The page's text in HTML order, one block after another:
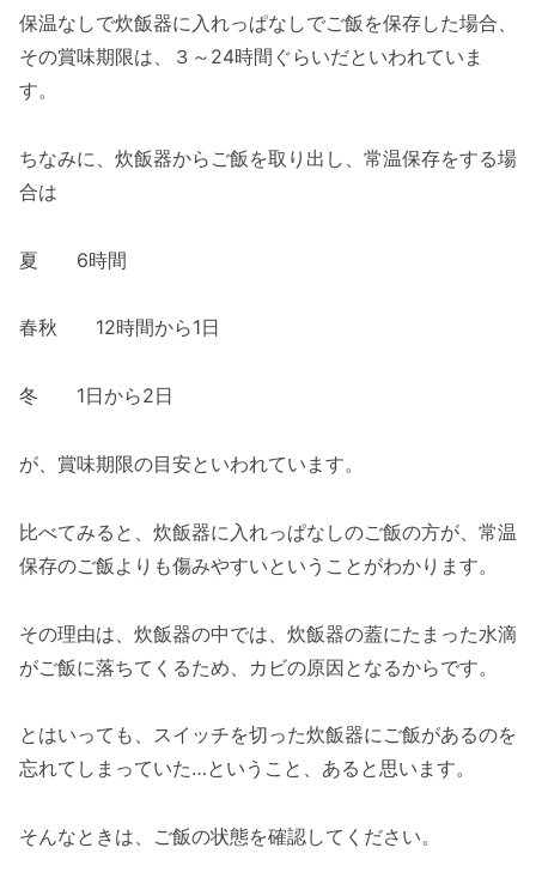
保温なしで炊飯器に入れっぱなしでご飯を保存した場合、
その賞味期限は、３～24時間ぐらいだといわれていま
す。
ちなみに、炊飯器からご飯を取り出し、常温保存をする場
合は
夏 6時間
春秋 12時間から1日
冬 1日から2日
が、賞味期限の目安といわれています。
比べてみると、炊飯器に入れっぱなしのご飯の方が、常温
保存のご飯よりも傷みやすいということがわかります。
その理由は、炊飯器の中では、炊飯器の蓋にたまった水滴
がご飯に落ちてくるため、カビの原因となるからです。
とはいっても、スイッチを切った炊飯器にご飯があるのを
忘れてしまっていた…ということ、あると思います。
そんなときは、ご飯の状態を確認してください。